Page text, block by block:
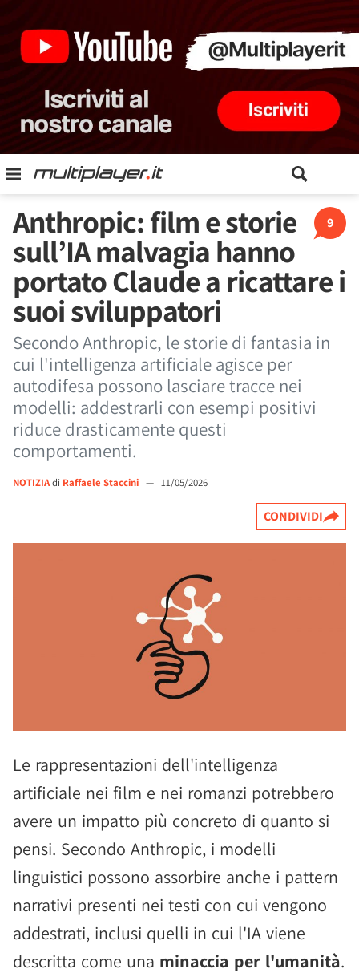
9
Anthropic: film e storie
sull’IA malvagia hanno
portato Claude a ricattare i
suoi sviluppatori
Secondo Anthropic, le storie di fantasia in
cui l'intelligenza artificiale agisce per
autodifesa possono lasciare tracce nei
modelli: addestrarli con esempi positivi
riduce drasticamente questi
comportamenti.
NOTIZIAdi Raffaele Staccini — 11/05/2026
CONDIVIDI
Le rappresentazioni dell'intelligenza
artificiale nei film e nei romanzi potrebbero
avere un impatto più concreto di quanto si
pensi. Secondo Anthropic, i modelli
linguistici possono assorbire anche i pattern
narrativi presenti nei testi con cui vengono
addestrati, inclusi quelli in cui l'IA viene
descritta come una minaccia per l'umanità.